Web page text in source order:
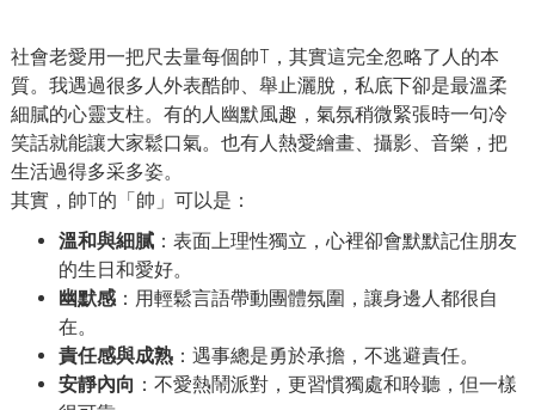
社會老愛用一把尺去量每個帥T，其實這完全忽略了人的本
質。我遇過很多人外表酷帥、舉止灑脫，私底下卻是最溫柔
細膩的心靈支柱。有的人幽默風趣，氣氛稍微緊張時一句冷
笑話就能讓大家鬆口氣。也有人熱愛繪畫、攝影、音樂，把
生活過得多采多姿。
其實，帥T的「帥」可以是：
溫和與細膩 ：表面上理性獨立，心裡卻會默默記住朋友
的生日和愛好。
幽默感：用輕鬆言語帶動團體氛圍，讓身邊人都很自
在。
責任感與成熟 ：遇事總是勇於承擔，不逃避責任。
安靜內向 ：不愛熱鬧派對，更習慣獨處和聆聽，但一樣